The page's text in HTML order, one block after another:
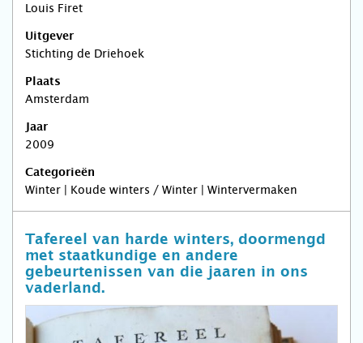
Louis Firet
Uitgever
Stichting de Driehoek
Plaats
Amsterdam
Jaar
2009
Categorieën
Winter | Koude winters / Winter | Wintervermaken
Tafereel van harde winters, doormengd
met staatkundige en andere
gebeurtenissen van die jaaren in ons
vaderland.